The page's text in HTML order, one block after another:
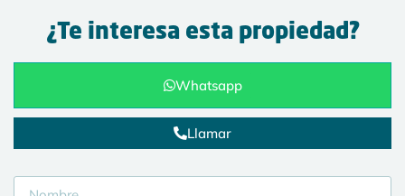
¿Te interesa esta propiedad?
Whatsapp
Llamar